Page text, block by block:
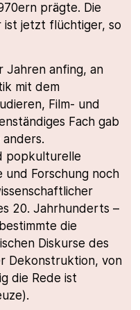
prägte. Die
ist jetzt flüchtiger, so
Jahren anfing, an
mit dem
Film- und
Fach gab
popkulturelle
und Forschung noch
20. Jahrhunderts –
die
Diskurse des
Dekonstruktion, von
die Rede ist